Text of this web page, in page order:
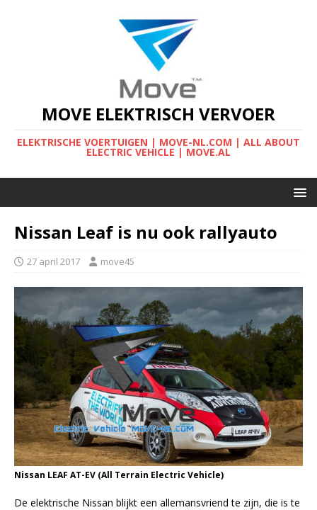
MOVE ELEKTRISCH VERVOER
ELEKTRISCHE VOERTUIGEN | MOVE-NL.COM | ALL ABOUT
ELECTRIC VEHICLE | MOVE.AL
Nissan Leaf is nu ook rallyauto
27 april 2017 move45
Nissan LEAF AT-EV (All Terrain Electric Vehicle)
De elektrische Nissan blijkt een allemansvriend te zijn, die is te